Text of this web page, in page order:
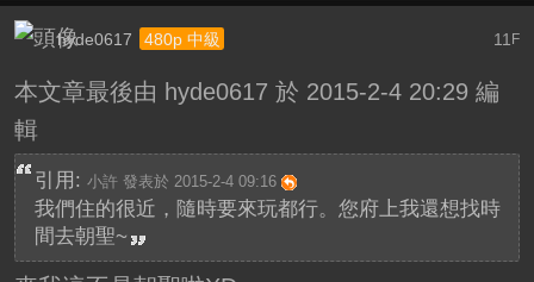
11 F
hyde0617 480p 中級
本文章最後由 hyde0617 於 2015-2-4 20:29 編
輯
引用: 小許 發表於 2015-2-4 09:16
我們住的很近，隨時要來玩都行。您府上我還想找時
間去朝聖~